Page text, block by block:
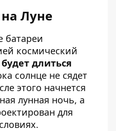
Луне
батареи
космический
длиться
солнце не сядет
этого начнется
лунная ночь, а
для